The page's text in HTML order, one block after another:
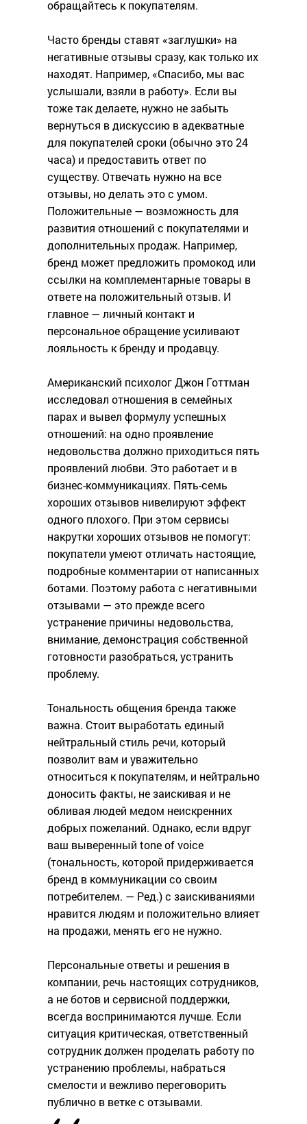
обращайтесь к покупателям.
Часто бренды ставят «заглушки» на
негативные отзывы сразу, как только их
находят. Например, «Спасибо, мы вас
услышали, взяли в работу». Если вы
тоже так делаете, нужно не забыть
вернуться в дискуссию в адекватные
для покупателей сроки (обычно это 24
часа) и предоставить ответ по
существу. Отвечать нужно на все
отзывы, но делать это с умом.
Положительные — возможность для
развития отношений с покупателями и
дополнительных продаж. Например,
бренд может предложить промокод или
ссылки на комплементарные товары в
ответе на положительный отзыв. И
главное — личный контакт и
персональное обращение усиливают
лояльность к бренду и продавцу.
Американский психолог Джон Готтман
исследовал отношения в семейных
парах и вывел формулу успешных
отношений: на одно проявление
недовольства должно приходиться пять
проявлений любви. Это работает и в
бизнес-коммуникациях. Пять-семь
хороших отзывов нивелируют эффект
одного плохого. При этом сервисы
накрутки хороших отзывов не помогут:
покупатели умеют отличать настоящие,
подробные комментарии от написанных
ботами. Поэтому работа с негативными
отзывами — это прежде всего
устранение причины недовольства,
внимание, демонстрация собственной
готовности разобраться, устранить
проблему.
Тональность общения бренда также
важна. Стоит выработать единый
нейтральный стиль речи, который
позволит вам и уважительно
относиться к покупателям, и нейтрально
доносить факты, не заискивая и не
обливая людей медом неискренних
добрых пожеланий. Однако, если вдруг
ваш выверенный tone of voice
(тональность, которой придерживается
бренд в коммуникации со своим
потребителем. — Ред.) с заискиваниями
нравится людям и положительно влияет
на продажи, менять его не нужно.
Персональные ответы и решения в
компании, речь настоящих сотрудников,
а не ботов и сервисной поддержки,
всегда воспринимаются лучше. Если
ситуация критическая, ответственный
сотрудник должен проделать работу по
устранению проблемы, набраться
смелости и вежливо переговорить
публично в ветке с отзывами.